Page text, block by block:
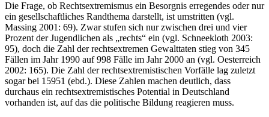
Die Frage, ob Rechtsextremismus ein Besorgnis erregendes oder nur
ein gesellschaftliches Randthema darstellt, ist umstritten (vgl.
Massing 2001: 69). Zwar stufen sich nur zwischen drei und vier
Prozent der Jugendlichen als „rechts“ ein (vgl. Schneekloth 2003:
95), doch die Zahl der rechtsextremen Gewalttaten stieg von 345
Fällen im Jahr 1990 auf 998 Fälle im Jahr 2000 an (vgl. Oesterreich
2002: 165). Die Zahl der rechtsextremistischen Vorfälle lag zuletzt
sogar bei 15951 (ebd.). Diese Zahlen machen deutlich, dass
durchaus ein rechtsextremistisches Potential in Deutschland
vorhanden ist, auf das die politische Bildung reagieren muss.